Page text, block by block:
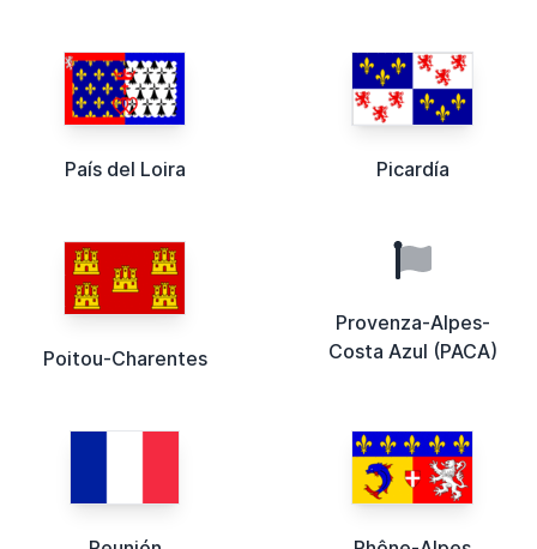
País del Loira Picardía
Poitou-Charentes
Provenza-Alpes-
Costa Azul (PACA)